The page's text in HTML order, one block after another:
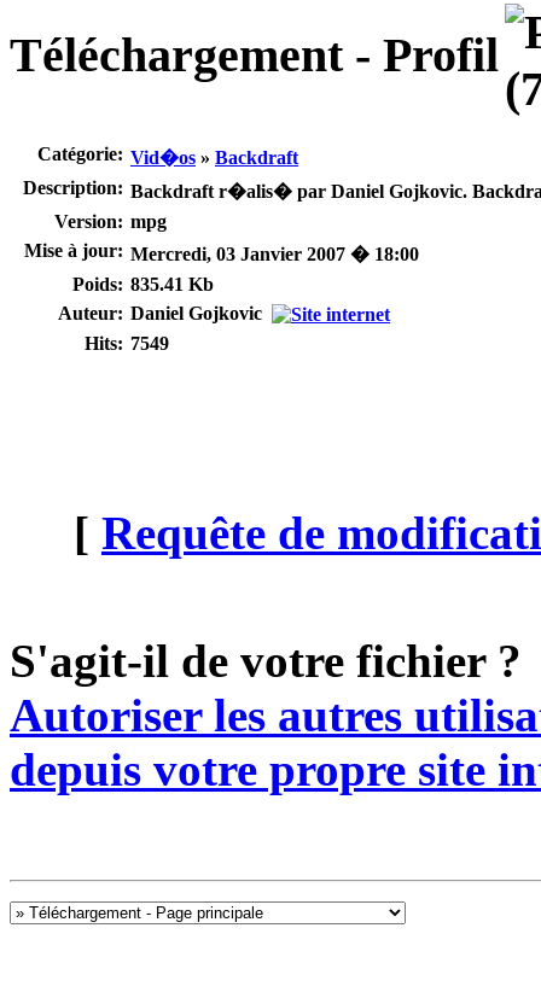
Téléchargement - Profil
Catégorie: Vid�os » Backdraft
Description: Backdraft r�alis� par Daniel Gojkovic.
Version: mpg
Mise à jour: Mercredi, 03 Janvier 2007 � 18:00
Poids: 835.41 Kb
Auteur: Daniel Gojkovic
Hits: 7549
[ Requête de
S'agit-il de votre fichier ?
Autoriser les autres
depuis votre propre site